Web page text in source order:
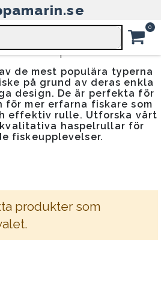
0
för sportfiske
de mest populära typerna
på grund av deras enkla
design. De är perfekta för
för mer erfarna fiskare som
effektiv rulle. Utforska vårt
haspelrullar för
fiskeupplevelser.
produkter som